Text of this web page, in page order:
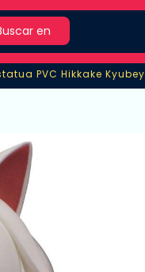
en
PVC Hikkake Kyubey
PVC Hikkake Kyubey